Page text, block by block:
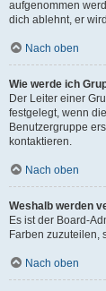
aufgenommen
dich ablehnt, er
Nach oben
Wie werde ich
Der Leiter einer
festgelegt, wenn
Benutzergruppe
kontaktieren.
Nach oben
Weshalb werden
Es ist der Board-
Farben zuzuteilen,
Nach oben